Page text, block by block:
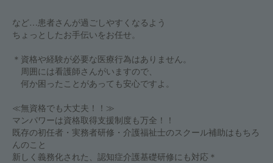
など…患者さんが過ごしやすくなるよう
ちょっとしたお手伝いをお任せ。
＊資格や経験が必要な医療行為はありません。
周囲には看護師さんがいますので、
何か困ったことがあっても安心ですよ。
≪無資格でも大丈夫！！≫
マンパワーは資格取得支援制度も万全！！
既存の初任者・実務者研修・介護福祉士のスクール補助はもちろ
んのこと
新しく義務化された、認知症介護基礎研修にも対応＊